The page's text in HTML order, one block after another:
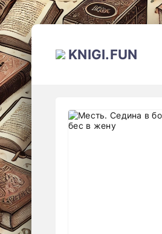
KNIGI.FUN